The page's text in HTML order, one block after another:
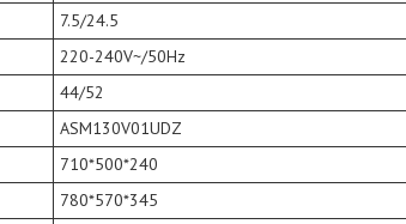
7.5/24.5
220-240V~/50Hz
44/52
ASM130V01UDZ
710*500*240
780*570*345